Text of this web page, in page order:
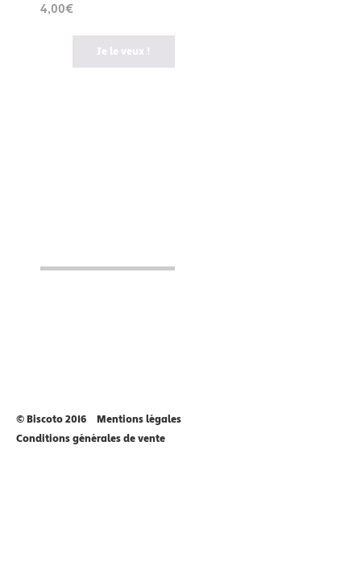
4,00€
Je le veux !
© Biscoto 2016
Mentions légales
Conditions générales de vente